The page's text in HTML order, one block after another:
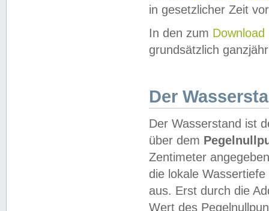
in gesetzlicher Zeit
In den zum Download
grundsätzlich
Der
Der Wasserstand ist
über dem
Zentimeter
die lokale
aus. Erst durch die
Wert des